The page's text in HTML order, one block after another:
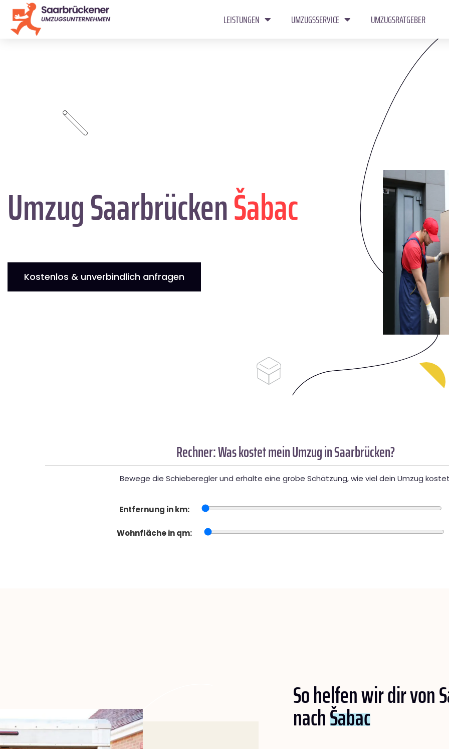
LEISTUNGEN UMZUGSSERVICE UMZUGSRATGEBER
Umzug SaarbrückenŠabac
Kostenlos & unverbindlich anfragen
Rechner: Was kostet mein Umzug in Saarbrücken?
Bewege die Schieberegler und erhalte eine grobe Schätzung, wie viel dein Umzug
Entfernung in km:
Wohnfläche in qm:
So helfen wir dir von
nachŠabac